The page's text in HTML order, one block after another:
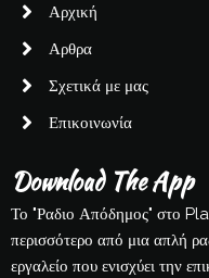
Αρχική
Αρθρα
Σχετικά με μας
Επικοινωνία
Download The App
Το "Ραδιο Απόδημος" στο
περισσότερο από μια απλή
εργαλείο που ενισχύει την